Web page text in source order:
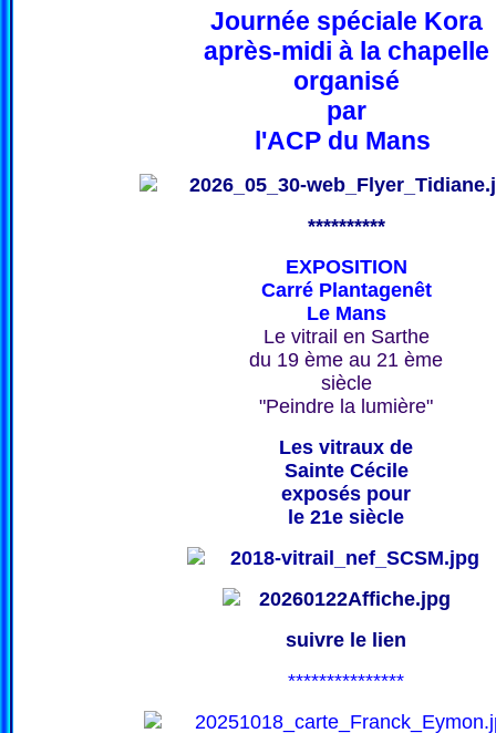
Journée spéciale Kora
après-midi à la chapelle
organisé
par
l'ACP du Mans
**********
EXPOSITION
Carré Plantagenêt
Le Mans
Le vitrail en Sarthe
du 19 ème au 21 ème
siècle
"Peindre la lumière"
Les vitraux de
Sainte Cécile
exposés pour
le 21e siècle
suivre le lien
***************